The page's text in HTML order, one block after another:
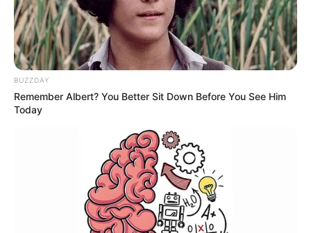
BUZZDAY
Remember Albert? You Better Sit Down Before You See Him
Today